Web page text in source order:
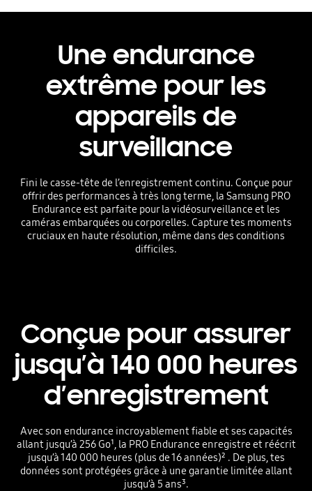
Une endurance
extrême pour les
appareils de
surveillance
Fini le casse-tête de l’enregistrement continu. Conçue pour
offrir des performances à très long terme, la Samsung PRO
Endurance est parfaite pour la vidéosurveillance et les
caméras embarquées ou corporelles. Capture tes moments
cruciaux en haute résolution, même dans des conditions
difficiles.
Conçue pour assurer
jusqu’à 140 000 heures
d’enregistrement
Avec son endurance incroyablement fiable et ses capacités
allant jusqu’à 256 Go¹, la PRO Endurance enregistre et réécrit
jusqu’à 140 000 heures (plus de 16 années)² . De plus, tes
données sont protégées grâce à une garantie limitée allant
jusqu’à 5 ans³.